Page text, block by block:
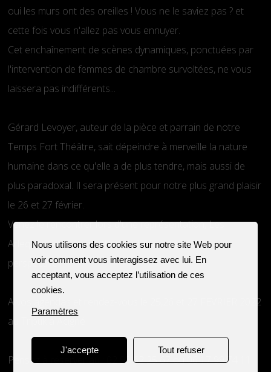
oui les murs ont des oreilles ! Vous ne le saviez pas ? et
cette fois vous n'allez pas vous ennuyer.
Cet enchaînement de scènes dynamiques, ponctuées par
l'intervention de femmes de chambre survoltées, ne vous
laissera pas indifférents...
Gérard Levoyer, auteur de la pièce et parrain de notre
Temps Fort Théâtre, sait dépeindre à merveille la nature
humaine dans ce qu'elle a de plus tendre, mais aussi de
plus paradoxal. Il sera présent pour notre plus grand plaisir
le 26 et 27 février.
Venez le rencontrer lors d'une représentation, Les
Arlequins vous promettent de bons moments en
perspective !
A vos agendas et rendez-vous le 25,26 et 27 FEVRIER 2022
au Triptik à Acigné
Pensez à réserver au : 02 99 62 25 67 ou 06 17 99 74 11
Nous utilisons des cookies sur notre site Web pour
voir comment vous interagissez avec lui. En
acceptant, vous acceptez l’utilisation de ces
cookies.
Paramètres
J'accepte Tout refuser